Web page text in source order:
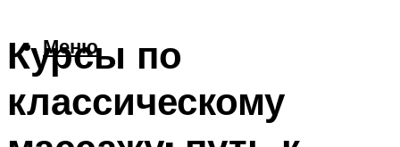
Меню
Курсы по
классическому